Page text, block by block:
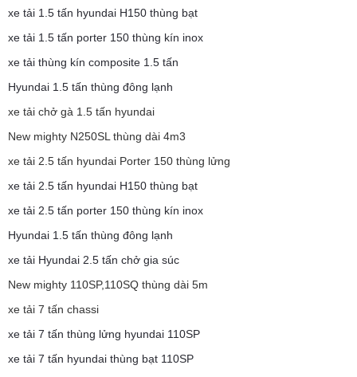
xe tải 1.5 tấn hyundai H150 thùng bạt
xe tải 1.5 tấn porter 150 thùng kín inox
xe tải thùng kín composite 1.5 tấn
Hyundai 1.5 tấn thùng đông lạnh
xe tải chở gà 1.5 tấn hyundai
New mighty N250SL thùng dài 4m3
xe tải 2.5 tấn hyundai Porter 150 thùng lửng
xe tải 2.5 tấn hyundai H150 thùng bạt
xe tải 2.5 tấn porter 150 thùng kín inox
Hyundai 1.5 tấn thùng đông lạnh
xe tải Hyundai 2.5 tấn chở gia súc
New mighty 110SP,110SQ thùng dài 5m
xe tải 7 tấn chassi
xe tải 7 tấn thùng lửng hyundai 110SP
xe tải 7 tấn hyundai thùng bạt 110SP